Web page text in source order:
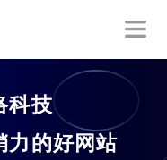
吸引客户？